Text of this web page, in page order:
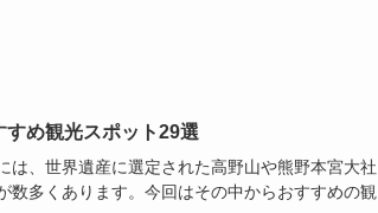
すめ観光スポット29選
は、世界遺産に選定された高野山や熊野本宮大社
数多くあります。今回はその中からおすすめの観